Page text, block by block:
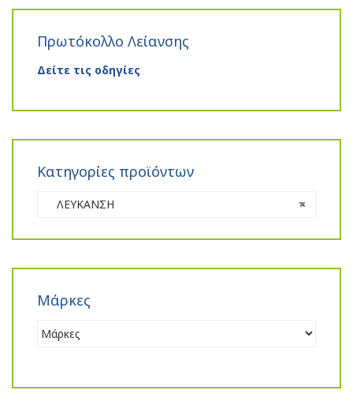
Πρωτόκολλο Λείανσης
Δείτε τις οδηγίες
Κατηγορίες προϊόντων
×
ΛΕΥΚΑΝΣΗ
Μάρκες